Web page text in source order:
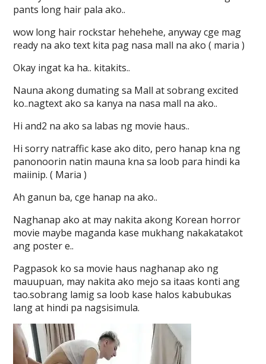
pants long hair pala ako..
wow long hair rockstar hehehehe, anyway cge mag
ready na ako text kita pag nasa mall na ako ( maria )
Okay ingat ka ha.. kitakits..
Nauna akong dumating sa Mall at sobrang excited
ko..nagtext ako sa kanya na nasa mall na ako..
Hi and2 na ako sa labas ng movie haus..
Hi sorry natraffic kase ako dito, pero hanap kna ng
panonoorin natin mauna kna sa loob para hindi ka
maiinip. ( Maria )
Ah ganun ba, cge hanap na ako..
Naghanap ako at may nakita akong Korean horror
movie maybe maganda kase mukhang nakakatakot
ang poster e..
Pagpasok ko sa movie haus naghanap ako ng
mauupuan, may nakita ako mejo sa itaas konti ang
tao.sobrang lamig sa loob kase halos kabubukas
lang at hindi pa nagsisimula.